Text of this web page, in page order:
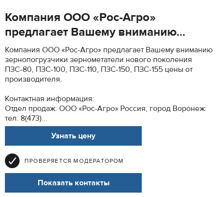
Компания ООО «Рос-Агро»
предлагает Вашему вниманию...
Компания ООО «Рос-Агро» предлагает Вашему вниманию
зернопогрузчики зернометатели нового поколения
ПЗС-80, ПЗС-100, ПЗС-110, ПЗС-150, ПЗС-155 цены от
производителя.
Контактная информация:
Отдел продаж: ООО «Рос-Агро» Россия, город Воронеж:
тел. 8(473)...
Узнать цену
ПРОВЕРЯЕТСЯ МОДЕРАТОРОМ
Показать контакты